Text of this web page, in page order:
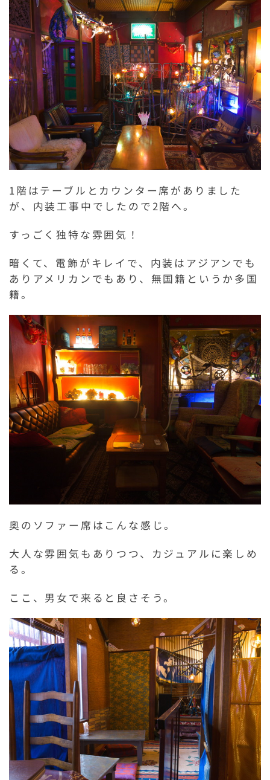
1階はテーブルとカウンター席がありました
が、内装工事中でしたので2階へ。
すっごく独特な雰囲気！
暗くて、電飾がキレイで、内装はアジアンでも
ありアメリカンでもあり、無国籍というか多国
籍。
奥のソファー席はこんな感じ。
大人な雰囲気もありつつ、カジュアルに楽しめ
る。
ここ、男女で来ると良さそう。